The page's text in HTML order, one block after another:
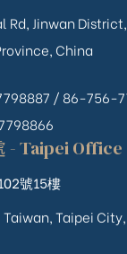
Rd, Jinwan
China
/ 86-756-
- Taipei Office
號15樓
Taiwan, Taipei